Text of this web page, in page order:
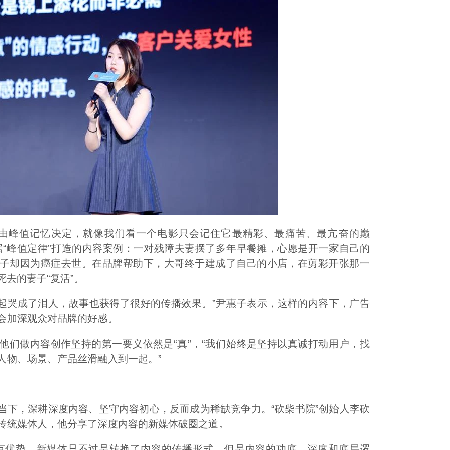
峰值记忆决定，就像我们看一个电影只会记住它最精彩、最痛苦、最亢奋的巅
峰值定律”打造的内容案例：一对残障夫妻摆了多年早餐摊，心愿是开一家自己的
却因为癌症去世。在品牌帮助下，大哥终于建成了自己的小店，在剪彩开张那一
的妻子“复活”。
哭成了泪人，故事也获得了很好的传播效果。”尹惠子表示，这样的内容下，广告
深观众对品牌的好感。
们做内容创作坚持的第一要义依然是“真”，“我们始终是坚持以真诚打动用户，找
物、场景、产品丝滑融入到一起。”
下，深耕深度内容、坚守内容初心，反而成为稀缺竞争力。“砍柴书院”创始人李砍
媒体人，他分享了深度内容的新媒体破圈之道。